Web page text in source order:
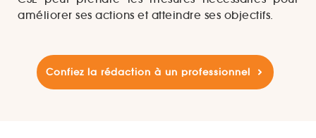
améliorer ses actions et atteindre ses objectifs.
Confiez la rédaction à un professionnel